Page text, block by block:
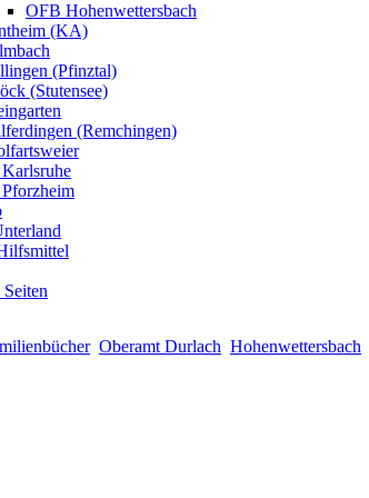
OFB Hohenwettersbach
(KA)
(Pfinztal)
(Stutensee)
(Remchingen)
Oberamt Durlach Hohenwettersbach